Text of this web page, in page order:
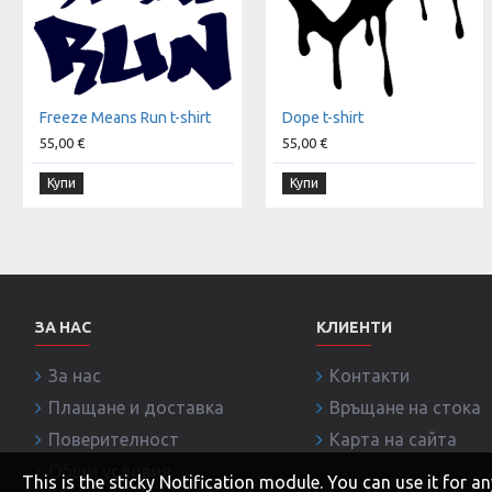
Freeze Means Run t-shirt
55,00 €
Купи
Dope t-shirt
55,00 €
Купи
ЗА НАС
За нас
Плащане и доставка
Поверителност
Общи условия
КЛИЕНТИ
Контакти
Връщане на стока
Карта на сайта
This is the sticky Notification module. You can use it for